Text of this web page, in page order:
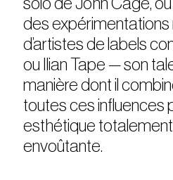
solo de John Cage,
des expérimentations
d’artistes de labels
ou Ilian Tape — son
manière dont il
toutes ces influences
esthétique
envoûtante.